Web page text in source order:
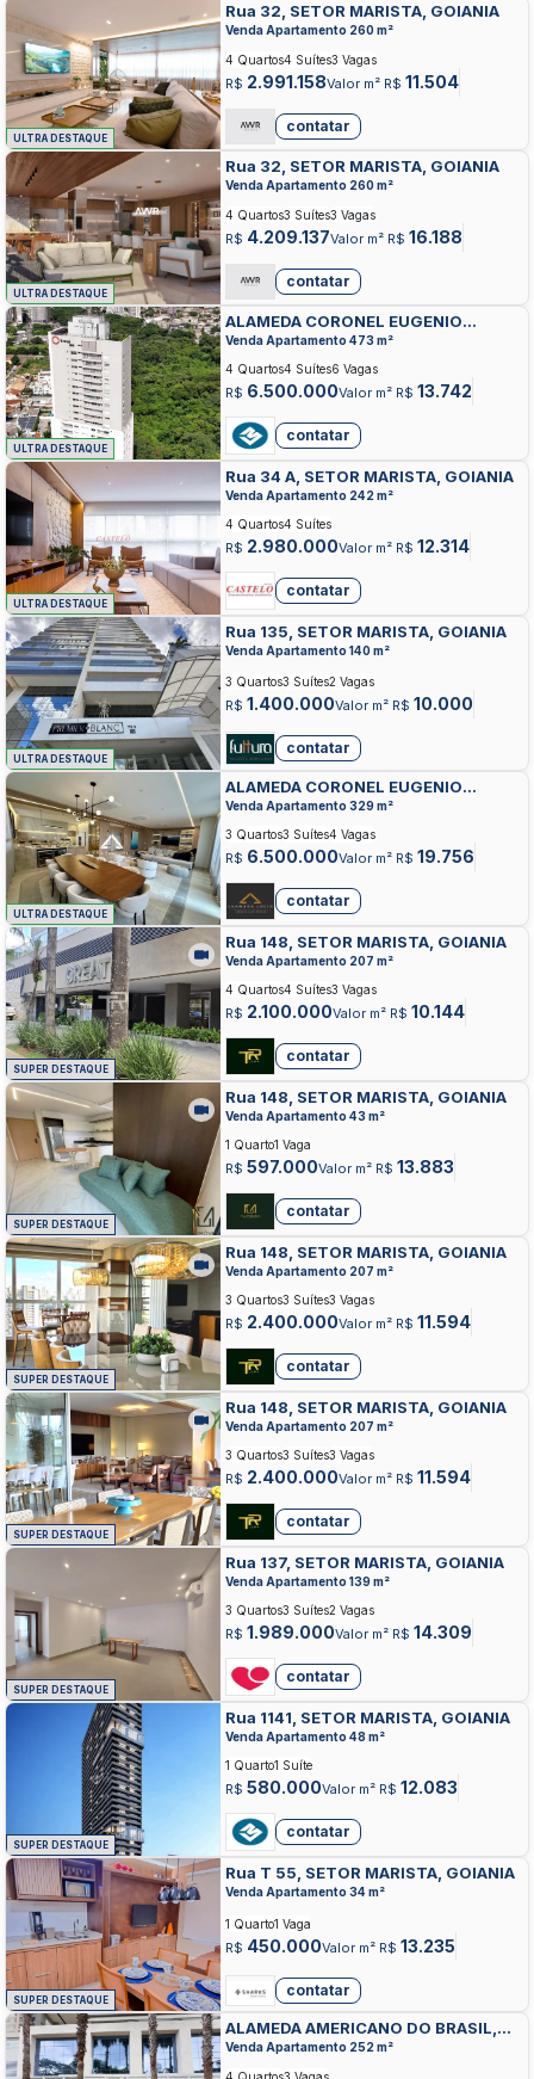
ULTRA DESTAQUE
Rua 32, SETOR MARISTA, GOIANIA
Venda Apartamento 260 m²
R$ 2.991.158Valor m² R$ 11.504
4 Quartos4 Suítes3 Vagas
contatar
ULTRA DESTAQUE
Rua 32, SETOR MARISTA, GOIANIA
Venda Apartamento 260 m²
R$ 4.209.137Valor m² R$ 16.188
4 Quartos3 Suítes3 Vagas
contatar
ULTRA DESTAQUE
ALAMEDA CORONEL EUGENIO
JARDIM, SETOR MARISTA, GOIANIA
Venda Apartamento 473 m²
R$ 6.500.000Valor m² R$ 13.742
4 Quartos4 Suítes6 Vagas
contatar
ULTRA DESTAQUE
Rua 34 A, SETOR MARISTA, GOIANIA
Venda Apartamento 242 m²
R$ 2.980.000Valor m² R$ 12.314
4 Quartos4 Suítes
contatar
ULTRA DESTAQUE
Rua 135, SETOR MARISTA, GOIANIA
Venda Apartamento 140 m²
R$ 1.400.000Valor m² R$ 10.000
3 Quartos3 Suítes2 Vagas
contatar
ULTRA DESTAQUE
ALAMEDA CORONEL EUGENIO
JARDIM, SETOR MARISTA, GOIANIA
Venda Apartamento 329 m²
R$ 6.500.000Valor m² R$ 19.756
3 Quartos3 Suítes4 Vagas
contatar
SUPER DESTAQUE
Rua 148, SETOR MARISTA, GOIANIA
Venda Apartamento 207 m²
R$ 2.100.000Valor m² R$ 10.144
4 Quartos4 Suítes3 Vagas
contatar
SUPER DESTAQUE
Rua 148, SETOR MARISTA, GOIANIA
Venda Apartamento 43 m²
R$ 597.000Valor m² R$ 13.883
1 Quarto1 Vaga
contatar
SUPER DESTAQUE
Rua 148, SETOR MARISTA, GOIANIA
Venda Apartamento 207 m²
R$ 2.400.000Valor m² R$ 11.594
3 Quartos3 Suítes3 Vagas
contatar
SUPER DESTAQUE
Rua 148, SETOR MARISTA, GOIANIA
Venda Apartamento 207 m²
R$ 2.400.000Valor m² R$ 11.594
3 Quartos3 Suítes3 Vagas
contatar
SUPER DESTAQUE
Rua 137, SETOR MARISTA, GOIANIA
Venda Apartamento 139 m²
R$ 1.989.000Valor m² R$ 14.309
3 Quartos3 Suítes2 Vagas
contatar
SUPER DESTAQUE
Rua 1141, SETOR MARISTA, GOIANIA
Venda Apartamento 48 m²
R$ 580.000Valor m² R$ 12.083
1 Quarto1 Suíte
contatar
SUPER DESTAQUE
Rua T 55, SETOR MARISTA, GOIANIA
Venda Apartamento 34 m²
R$ 450.000Valor m² R$ 13.235
1 Quarto1 Vaga
contatar
ALAMEDA AMERICANO DO BRASIL,
SETOR MARISTA, GOIANIA
Venda Apartamento 252 m²
4 Quartos3 Vagas